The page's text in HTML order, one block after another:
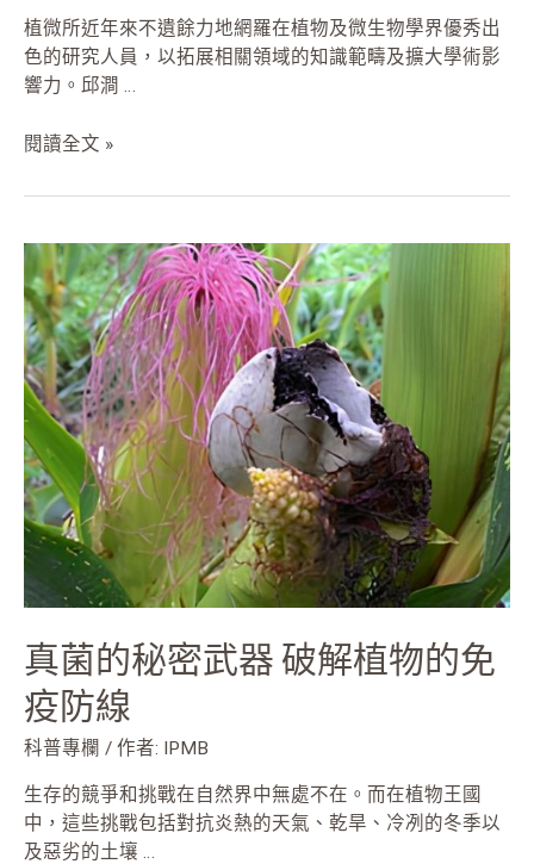
植微所近年來不遺餘力地網羅在植物及微生物學界優秀出
色的研究人員，以拓展相關領域的知識範疇及擴大學術影
響力。邱澗 …
Jian-
Geng
Chiou)
訪
閱讀全文 »
真菌的秘密武器 破解植物的免
疫防線
科普專欄 / 作者: IPMB
生存的競爭和挑戰在自然界中無處不在。而在植物王國
中，這些挑戰包括對抗炎熱的天氣、乾旱、冷冽的冬季以
及惡劣的土壤 …
真
菌
的
秘
密
武
器
破
解
植
物
的
免
防